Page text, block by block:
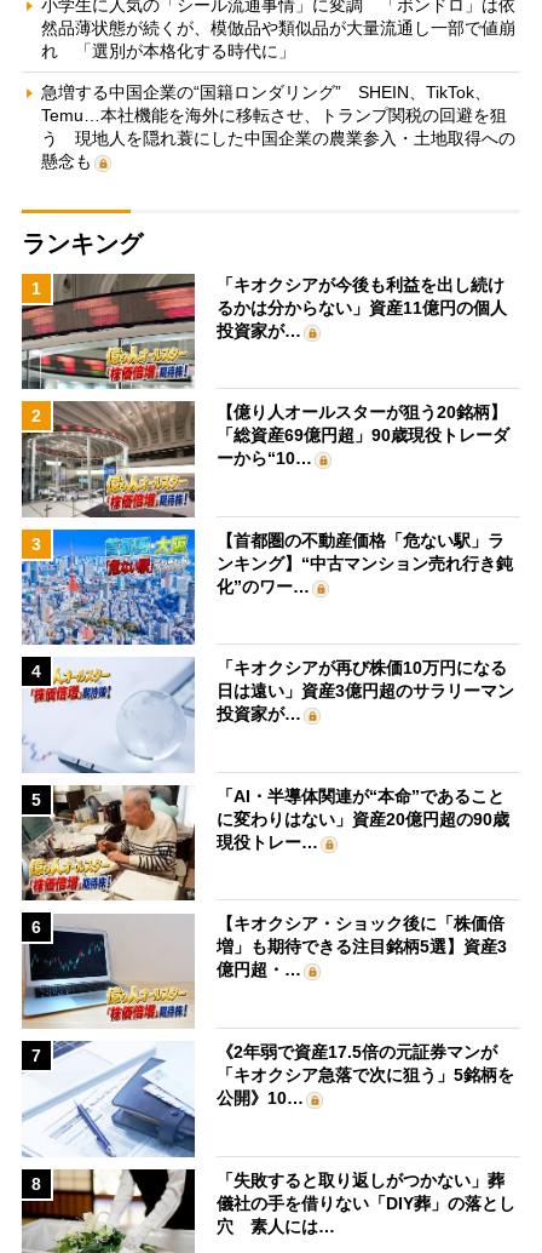
小学生に人気の「シール流通事情」に変調 「ボンドロ」は依
然品薄状態が続くが、模倣品や類似品が大量流通し一部で値崩
れ 「選別が本格化する時代に」
急増する中国企業の“国籍ロンダリング” SHEIN、TikTok、
Temu…本社機能を海外に移転させ、トランプ関税の回避を狙
う 現地人を隠れ蓑にした中国企業の農業参入・土地取得への
懸念も
ランキング
1
「キオクシアが今後も利益を出し続け
るかは分からない」資産11億円の個人
投資家が…
2
【億り人オールスターが狙う20銘柄】
「総資産69億円超」90歳現役トレーダ
ーから“10…
3
【首都圏の不動産価格「危ない駅」ラ
ンキング】“中古マンション売れ行き鈍
化”のワー…
4
「キオクシアが再び株価10万円になる
日は遠い」資産3億円超のサラリーマン
投資家が…
5
「AI・半導体関連が“本命”であること
に変わりはない」資産20億円超の90歳
現役トレー…
6
【キオクシア・ショック後に「株価倍
増」も期待できる注目銘柄5選】資産3
億円超・…
7
《2年弱で資産17.5倍の元証券マンが
「キオクシア急落で次に狙う」5銘柄を
公開》10…
8
「失敗すると取り返しがつかない」葬
儀社の手を借りない「DIY葬」の落とし
穴 素人には…